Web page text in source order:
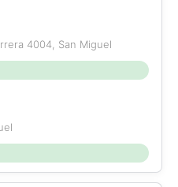
4004, San Miguel